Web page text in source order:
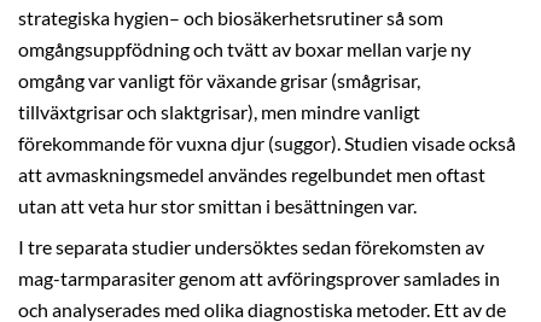
strategiska hygien– och biosäkerhetsrutiner så som
omgångsuppfödning och tvätt av boxar mellan varje ny
omgång var vanligt för växande grisar (smågrisar,
tillväxtgrisar och slaktgrisar), men mindre vanligt
förekommande för vuxna djur (suggor). Studien visade också
att avmaskningsmedel användes regelbundet men oftast
utan att veta hur stor smittan i besättningen var.
I tre separata studier undersöktes sedan förekomsten av
mag-tarmparasiter genom att avföringsprover samlades in
och analyserades med olika diagnostiska metoder. Ett av de